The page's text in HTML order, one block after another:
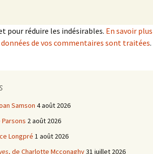
pour réduire les indésirables. En savoir plus
de vos commentaires sont traitées.
Samson 4 août 2026
Parsons 2 août 2026
Longpré 1 août 2026
, de Charlotte Mcconaghy31 juillet 2026